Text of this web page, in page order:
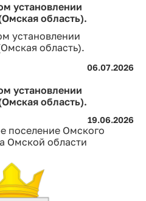
поселение Омского
Омской области
установлении
область).
установлении
область).
06.07.2026
установлении
область).
19.06.2026